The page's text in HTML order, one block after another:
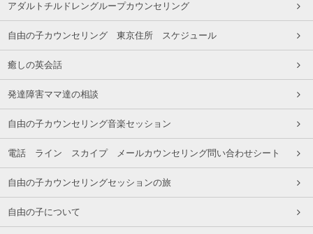
アダルトチルドレングループカウンセリング
自由の子カウンセリング 東京住所 スケジュール
癒しの英会話
発達障害ママ達の相談
自由の子カウンセリング音楽セッション
電話 ライン スカイプ メールカウンセリング問い合わせシート
自由の子カウンセリングセッションの旅
自由の子について